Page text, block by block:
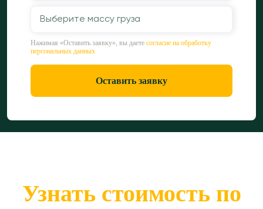
Выберите массу груза
Нажимая «Оставить заявку», вы даете согласие на обработку
персональных данных
Оставить заявку
Узнать стоимость по